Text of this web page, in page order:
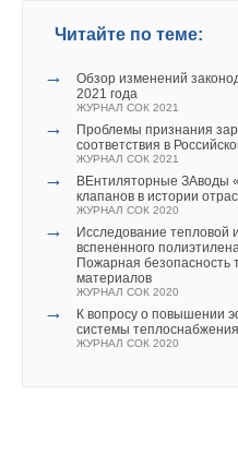
Читайте по теме:
→
Обзор изменений
2021 года
ЖУРНАЛ СОК 2021
→
Проблемы признания
соответствия в
ЖУРНАЛ СОК 2021
→
ВЕнтиляторные ЗАводы
клапанов в истории
ЖУРНАЛ СОК 2020
→
Исследование тепловой
вспененного
Пожарная безопасность
материалов
ЖУРНАЛ СОК 2020
→
К вопросу о повышении
системы теплоснабжения
ЖУРНАЛ СОК 2020
горелки ОК-100, марки
Программируемый
комплекс «Контар» (МС8 —
2 шт. и MR8 — 4 шт.)
выполняет автоматическое
управление всеми
технологическими
процессами в котельной:
смена ведущего и
ведомых котлов в
зависимости от
наработки (количество